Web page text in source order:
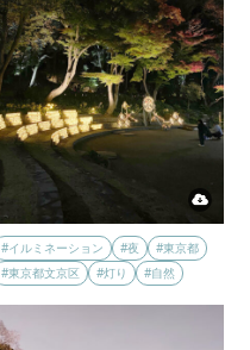
#イルミネーション #夜
#東京都
#東京都文京区
#灯り #自然